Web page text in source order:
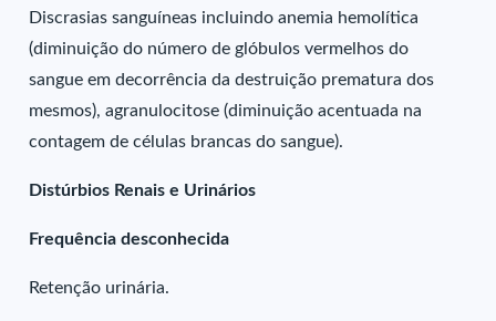
Discrasias sanguíneas incluindo anemia hemolítica
(diminuição do número de glóbulos vermelhos do
sangue em decorrência da destruição prematura dos
mesmos), agranulocitose (diminuição acentuada na
contagem de células brancas do sangue).
Distúrbios Renais e Urinários
Frequência desconhecida
Retenção urinária.